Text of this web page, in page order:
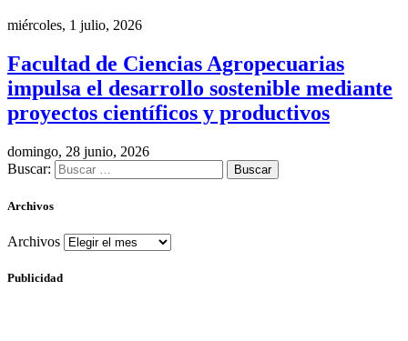
miércoles, 1 julio, 2026
Facultad de Ciencias Agropecuarias
impulsa el desarrollo sostenible mediante
proyectos científicos y productivos
domingo, 28 junio, 2026
Buscar:
Archivos
Archivos
Publicidad